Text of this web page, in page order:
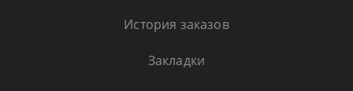
История заказов
Закладки